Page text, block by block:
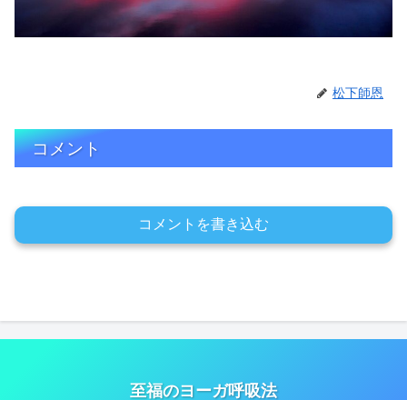
松下師恩
コメント
コメントを書き込む
至福のヨーガ呼吸法